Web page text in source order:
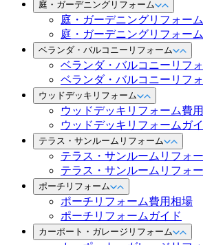
庭・ガーデニングリフォーム
庭・ガーデニングリフォー
庭・ガーデニングリフォー
ベランダ・バルコニーリフォーム
ベランダ・バルコニーリフ
ベランダ・バルコニーリフ
ウッドデッキリフォーム
ウッドデッキリフォーム費
ウッドデッキリフォームガ
テラス・サンルームリフォーム
テラス・サンルームリフォ
テラス・サンルームリフォ
ポーチリフォーム
ポーチリフォーム費用相場
ポーチリフォームガイド
カーポート・ガレージリフォーム